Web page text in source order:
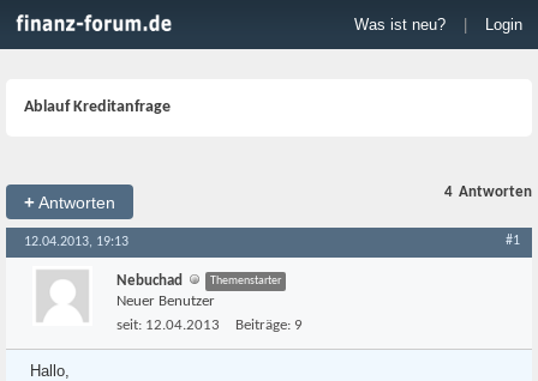
Was ist neu? Login
Ablauf Kreditanfrage
+Antworten
4 Antworten
12.04.2013, 19:13 #1
Nebuchad Themenstarter
Neuer Benutzer
seit: 12.04.2013 Beiträge: 9
Hallo,